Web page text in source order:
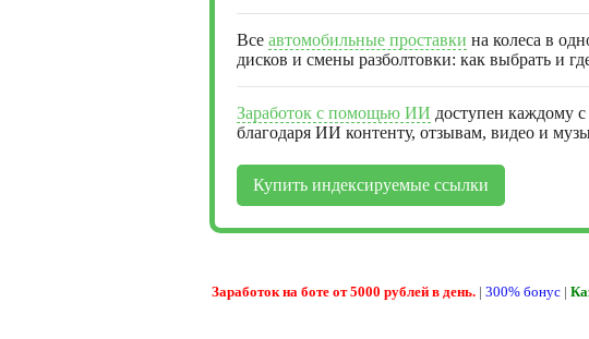
Все автомобильные проставки на колеса в
дисков и смены разболтовки: как выбрать и
Заработок с помощью ИИ доступен каждому
благодаря ИИ контенту, отзывам, видео и
Купить индексируемые ссылки
Заработок на боте от 5000 рублей в день. | 300% бонус |